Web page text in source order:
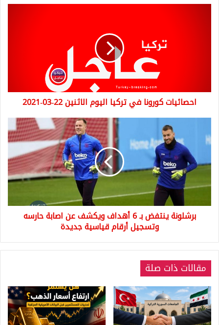
2021
احصائيات كورونا في تركيا اليوم الاثنين 22-03-2021
ينتفض
بـ
أهداف
ويكشف
عن
حارسه
وتسجيل
جديدة
برشلونة ينتفض بـ 6 أهداف ويكشف عن اصابة حارسه
وتسجيل أرقام قياسية جديدة
مقالات ذات صلة